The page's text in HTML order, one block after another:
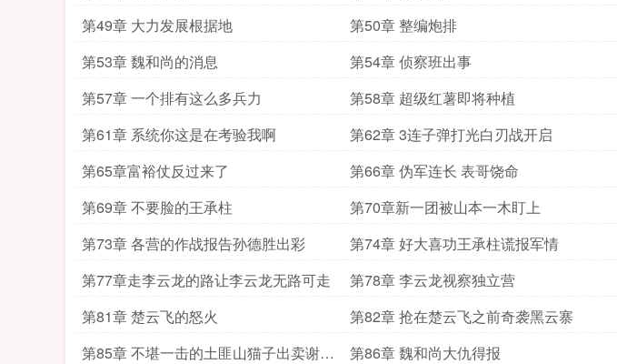
第49章 大力发展根据地
第50章 整编炮排
第53章 魏和尚的消息
第54章 侦察班出事
第57章 一个排有这么多兵力
第58章 超级红薯即将种植
第61章 系统你这是在考验我啊
第62章 3连子弹打光白刃战开启
第65章富裕仗反过来了
第66章 伪军连长 表哥饶命
第69章 不要脸的王承柱
第70章新一团被山本一木盯上
第73章 各营的作战报告孙德胜出彩
第74章 好大喜功王承柱谎报军情
第77章走李云龙的路让李云龙无路可走 第78章 李云龙视察独立营
第81章 楚云飞的怒火 第82章 抢在楚云飞之前奇袭黑云寨
第85章 不堪一击的土匪山猫子出卖谢宝
第86章 魏和尚大仇得报